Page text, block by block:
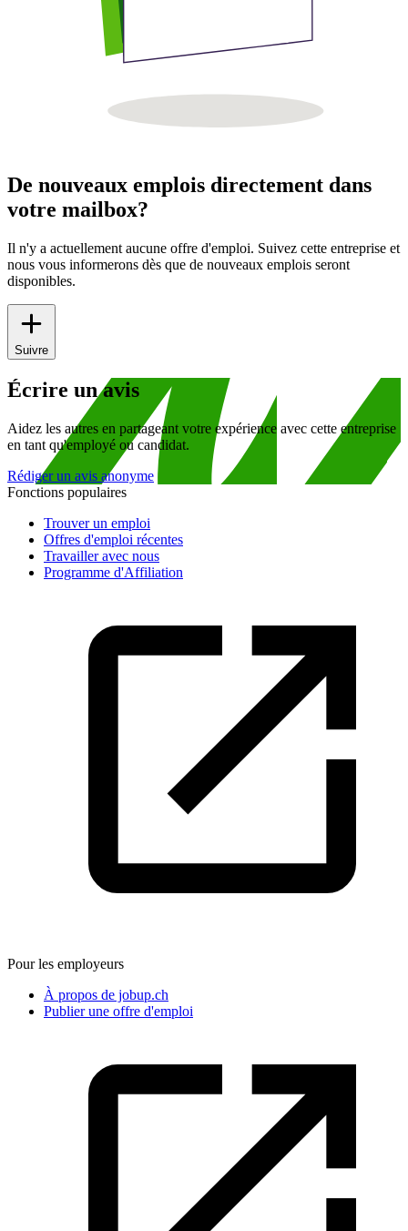
De nouveaux emplois directement dans
votre mailbox?
Il n'y a actuellement aucune offre d'emploi. Suivez cette entreprise et
nous vous informerons dès que de nouveaux emplois seront
disponibles.
Suivre
Écrire un avis
Aidez les autres en partageant votre expérience avec cette entreprise
en tant qu'employé ou candidat.
Rédiger un avis anonyme
Fonctions populaires
Trouver un emploi
Offres d'emploi récentes
Travailler avec nous
Programme d'Affiliation
Pour les employeurs
À propos de jobup.ch
Publier une offre d'emploi